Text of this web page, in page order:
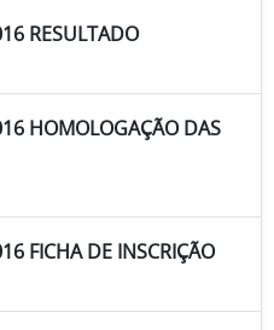
RESULTADO
HOMOLOGAÇÃO DAS
FICHA DE INSCRIÇÃO